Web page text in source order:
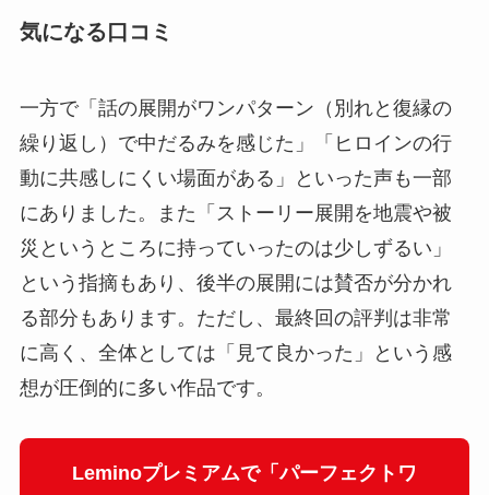
気になる口コミ
一方で「話の展開がワンパターン（別れと復縁の
繰り返し）で中だるみを感じた」「ヒロインの行
動に共感しにくい場面がある」といった声も一部
にありました。また「ストーリー展開を地震や被
災というところに持っていったのは少しずるい」
という指摘もあり、後半の展開には賛否が分かれ
る部分もあります。ただし、最終回の評判は非常
に高く、全体としては「見て良かった」という感
想が圧倒的に多い作品です。
Leminoプレミアムで「パーフェクトワ